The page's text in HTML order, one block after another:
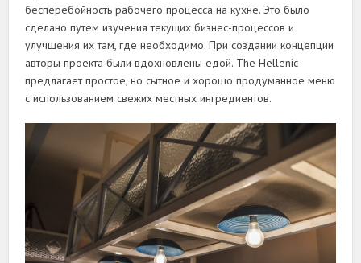
бесперебойность рабочего процесса на кухне. Это было
сделано путем изучения текущих бизнес-процессов и
улучшения их там, где необходимо. При создании концепции
авторы проекта были вдохновлены едой. The Hellenic
предлагает простое, но сытное и хорошо продуманное меню
с использованием свежих местных ингредиентов.